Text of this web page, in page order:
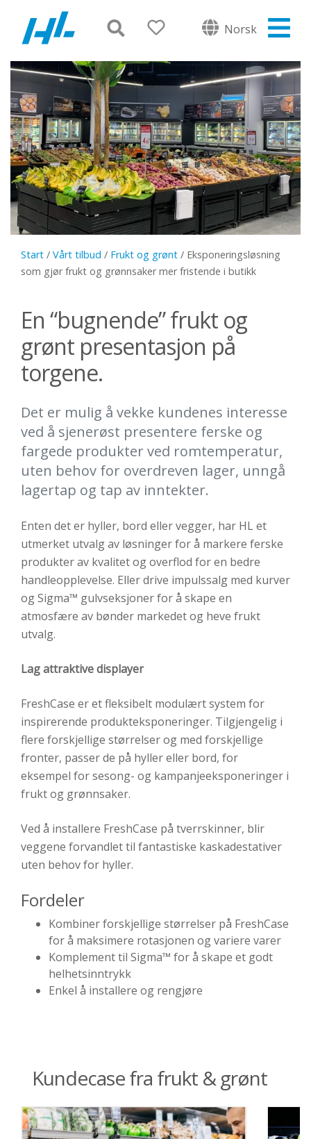
Norsk
Start / Vårt tilbud / Frukt og grønt / Eksponeringsløsning
som gjør frukt og grønnsaker mer fristende i butikk
En “bugnende” frukt og
grønt presentasjon på
torgene.
Det er mulig å vekke kundenes interesse
ved å sjenerøst presentere ferske og
fargede produkter ved romtemperatur,
uten behov for overdreven lager, unngå
lagertap og tap av inntekter.
Enten det er hyller, bord eller vegger, har HL et
utmerket utvalg av løsninger for å markere ferske
produkter av kvalitet og overflod for en bedre
handleopplevelse. Eller drive impulssalg med kurver
og Sigma™ gulvseksjoner for å skape en
atmosfære av bønder markedet og heve frukt
utvalg.
Lag attraktive displayer
FreshCase er et fleksibelt modulært system for
inspirerende produkteksponeringer. Tilgjengelig i
flere forskjellige størrelser og med forskjellige
fronter, passer de på hyller eller bord, for
eksempel for sesong- og kampanjeeksponeringer i
frukt og grønnsaker.
Ved å installere FreshCase på tverrskinner, blir
veggene forvandlet til fantastiske kaskadestativer
uten behov for hyller.
Fordeler
Kombiner forskjellige størrelser på FreshCase
for å maksimere rotasjonen og variere varer
Komplement til Sigma™ for å skape et godt
helhetsinntrykk
Enkel å installere og rengjøre
Kundecase fra frukt & grønt